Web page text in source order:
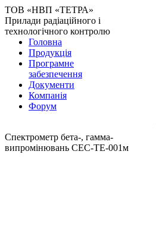
ТОВ «НВП «ТЕТРА»
Прилади радіаційного і
технологічного контролю
Головна
Продукція
Програмне
забезпечення
Документи
Компанія
Форум
Спектрометр бета-, гамма-
випромінювань СЕС-ТЕ-001м